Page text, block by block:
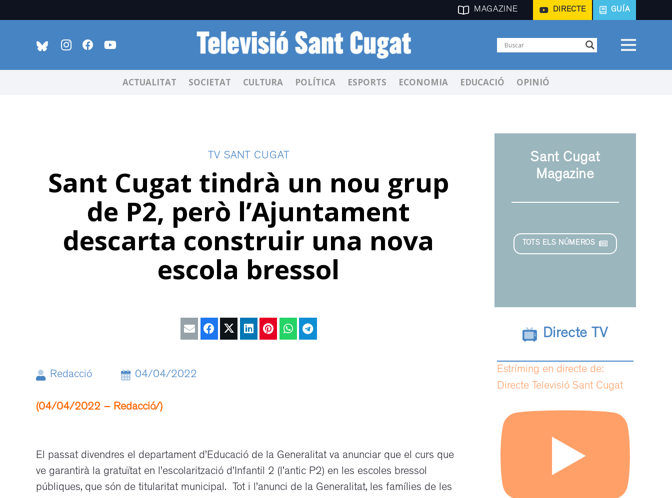
MAGAZINE DIRECTE GUÍA
ACTUALITAT SOCIETAT CULTURA POLÍTICA ESPORTS ECONOMIA EDUCACIÓ OPINIÓ
TV SANT CUGAT
Sant Cugat tindrà un nou grup
de P2, però l’Ajuntament
descarta construir una nova
escola bressol
Redacció 04/04/2022
(04/04/2022 – Redacció/)
El passat divendres el departament d’Educació de la Generalitat va anunciar que el curs que
ve garantirà la gratuïtat en l’escolarització d’Infantil 2 (l’antic P2) en les escoles bressol
públiques, que són de titularitat municipal. Tot i l’anunci de la Generalitat, les famílies de les
Sant Cugat
Magazine
TOTS ELS NÚMEROS
Directe TV
Estríming en directe de:
Directe Televisió Sant Cugat